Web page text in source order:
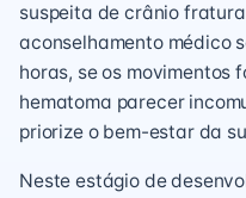
suspeita de crânio
aconselhamento médico
horas, se os movimentos
hematoma parecer
priorize o bem-estar da
Neste estágio de